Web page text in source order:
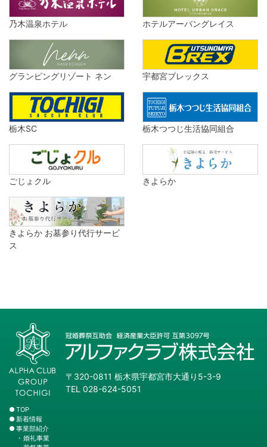
乃木温泉ホテル ホテルアーバングレイス
グランピングリゾート ネン 宇都宮ブレックス
栃木SC 栃木つつじ生活協同組合
ごじょクル きよらか
きよらか お墓参り代行サービ
ス
〒320-0811 栃木県宇都宮市大通り5-3-9
TEL 028-624-5051
TOP
新着情報
事業部紹介
婚礼事業